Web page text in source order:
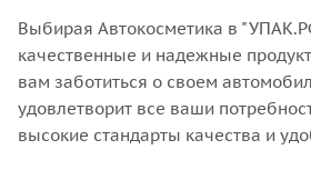
Выбирая Автокосметика в
качественные и надежные
вам заботиться о своем
удовлетворит все ваши
высокие стандарты качества и